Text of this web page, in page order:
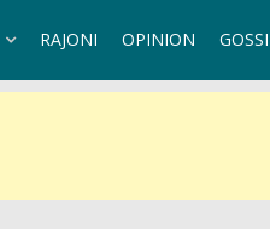
RAJONI OPINION